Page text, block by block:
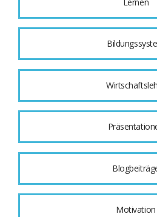
Motivation